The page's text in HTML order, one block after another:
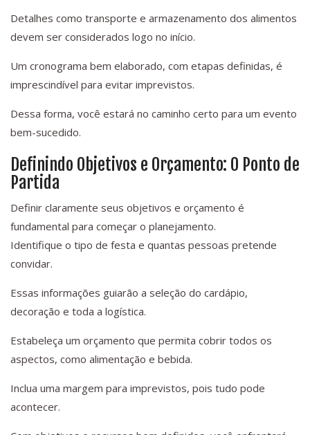
Detalhes como transporte e armazenamento dos alimentos
devem ser considerados logo no início.
Um cronograma bem elaborado, com etapas definidas, é
imprescindível para evitar imprevistos.
Dessa forma, você estará no caminho certo para um evento
bem-sucedido.
Definindo Objetivos e Orçamento: O Ponto de
Partida
Definir claramente seus objetivos e orçamento é
fundamental para começar o planejamento.
Identifique o tipo de festa e quantas pessoas pretende
convidar.
Essas informações guiarão a seleção do cardápio,
decoração e toda a logística.
Estabeleça um orçamento que permita cobrir todos os
aspectos, como alimentação e bebida.
Inclua uma margem para imprevistos, pois tudo pode
acontecer.